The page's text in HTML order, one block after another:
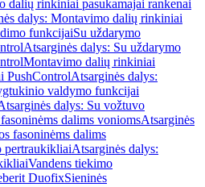
dalių rinkiniai pasukamajai rankenai
dalys: Montavimo dalių rinkiniai
funkcijaiSu uždarymo
Atsarginės dalys: Su uždarymo
Montavimo dalių rinkiniai
PushControlAtsarginės dalys:
valdymo funkcijai
dalys: Su vožtuvo
dalims voniomsAtsarginės
fasoninėms dalims
pertraukikliaiAtsarginės dalys:
Vandens tiekimo
DuofixSieninės